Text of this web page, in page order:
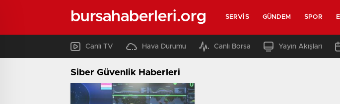
bursahaberleri.org SERVIS GÜNDEM SPOR
Canlı TV Hava Durumu Canlı Borsa Yayın Akışları
Siber Güvenlik Haberleri